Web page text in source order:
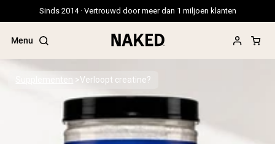
Sinds 2014 · Vertrouwd door meer dan 1 miljoen klanten
Menu
Populaire Zoektermen
Supplementen Verloopt creatine?